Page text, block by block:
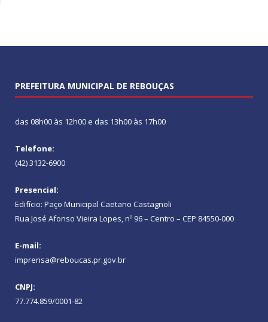
PREFEITURA MUNICIPAL DE REBOUÇAS
das 08h00 às 12h00 e das 13h00 às 17h00
Telefone:
(42) 3132-6900
Presencial:
Edifício: Paço Municipal Caetano Castagnoli
Rua José Afonso Vieira Lopes, nº 96 – Centro – CEP 84550-000
E-mail:
imprensa@reboucas.pr.gov.br
CNPJ:
77.774.859/0001-82